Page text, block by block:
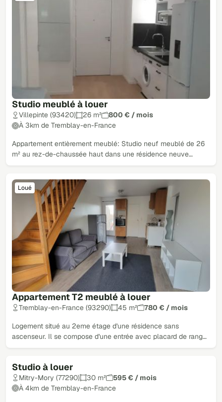
Studio meublé à louer
Villepinte (93420) 26 m²
800 € / mois
À 3km de Tremblay-en-France
Appartement entièrement meublé: Studio neuf meublé de 26
m² au rez-de-chaussée haut dans une résidence neuve…
Appartement T2 meublé à louer
Loué
Tremblay-en-France (93290) 45 m² 780 € / mois
Logement situé au 2eme étage d'une résidence sans
ascenseur. Il se compose d'une entrée avec placard de rang…
Studio à louer
Loué
Mitry-Mory (77290) 30 m²
595 € / mois
À 4km de Tremblay-en-France